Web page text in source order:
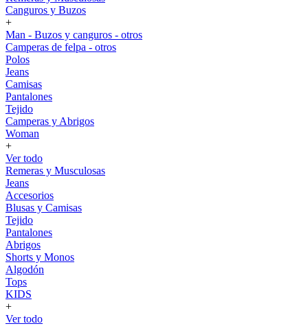
Canguros y Buzos
+
Man - Buzos y canguros - otros
Camperas de felpa - otros
Polos
Jeans
Camisas
Pantalones
Tejido
Camperas y Abrigos
Woman
+
Ver todo
Remeras y Musculosas
Jeans
Accesorios
Blusas y Camisas
Tejido
Pantalones
Abrigos
Shorts y Monos
Algodón
Tops
KIDS
+
Ver todo